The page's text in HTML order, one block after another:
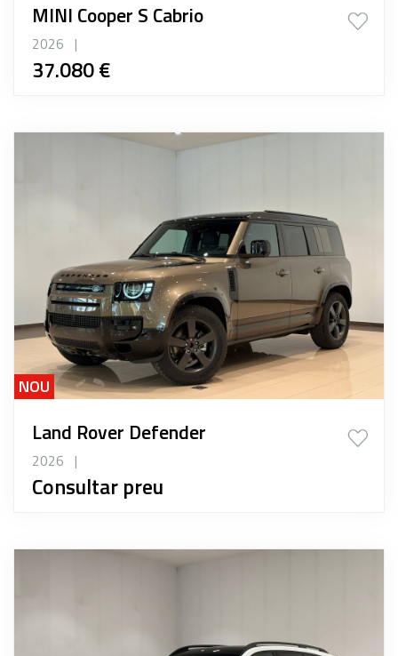
MINI Cooper S Cabrio
2026 |
37.080 €
NOU
Land Rover Defender
2026 |
Consultar preu